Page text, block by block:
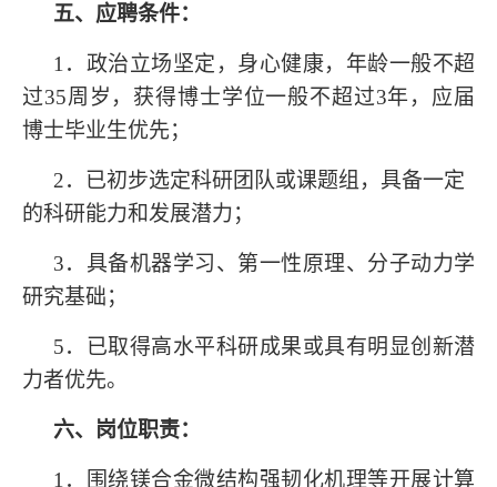
五、应聘条件：
1．政治立场坚定，身心健康，年龄一般不超
过35周岁，获得博士学位一般不超过3年，应届
博士毕业生优先；
2．已初步选定科研团队或课题组，具备一定
的科研能力和发展潜力；
3．具备机器学习、 第一性原理、分子动力学
研究基础；
5．已取得高水平科研成果或具有明显创新潜
力者优先。
六、岗位职责：
1．
围绕镁合金微结构强韧化机理等开展计算